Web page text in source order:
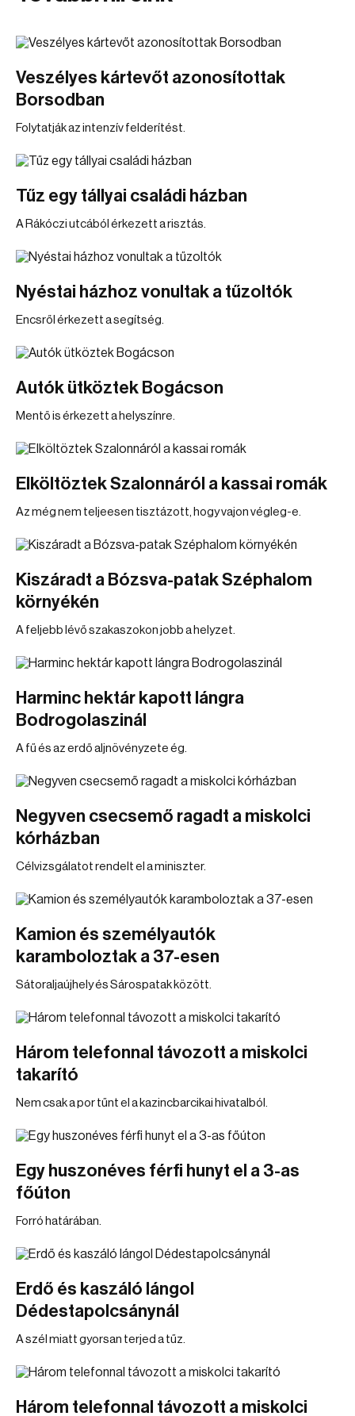
Veszélyes kártevőt azonosítottak
Borsodban
Folytatják az intenzív felderítést.
Tűz egy tállyai családi házban
A Rákóczi utcából érkezett a risztás.
Nyéstai házhoz vonultak a tűzoltók
Encsről érkezett a segítség.
Autók ütköztek Bogácson
Mentő is érkezett a helyszínre.
Elköltöztek Szalonnáról a kassai romák
Az még nem teljeesen tisztázott, hogy vajon végleg-e.
Kiszáradt a Bózsva-patak Széphalom
környékén
A feljebb lévő szakaszokon jobb a helyzet.
Harminc hektár kapott lángra
Bodrogolaszinál
A fű és az erdő aljnövényzete ég.
Negyven csecsemő ragadt a miskolci
kórházban
Célvizsgálatot rendelt el a miniszter.
Kamion és személyautók
karamboloztak a 37-esen
Sátoraljaújhely és Sárospatak között.
Három telefonnal távozott a miskolci
takarító
Nem csak a por tűnt el a kazincbarcikai hivatalból.
Egy huszonéves férfi hunyt el a 3-as
főúton
Forró határában.
Erdő és kaszáló lángol
Dédestapolcsánynál
A szél miatt gyorsan terjed a tűz.
Három telefonnal távozott a miskolci